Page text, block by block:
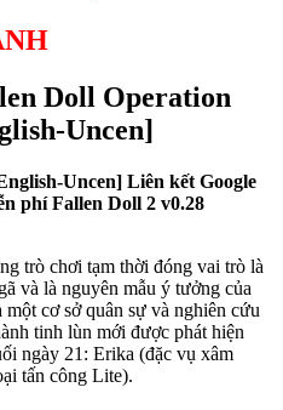
Doll Operation
Uncen]
Uncen] Liên kết Google
phí Fallen Doll 2 v0.28
trò chơi tạm thời đóng vai trò là
và là nguyên mẫu ý tưởng của
cơ sở quân sự và nghiên cứu
tinh lùn mới được phát hiện
ngày 21: Erika (đặc vụ xâm
tấn công Lite).